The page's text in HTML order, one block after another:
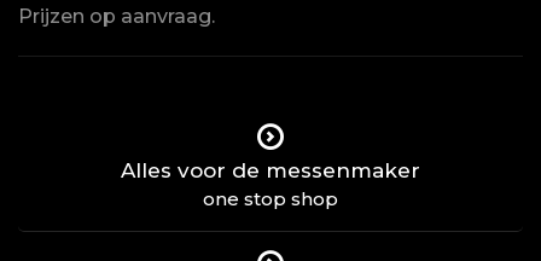
Prijzen op aanvraag.
Alles voor de messenmaker
one stop shop